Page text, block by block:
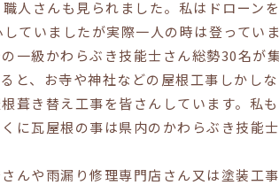
人さんも見られました。私はドローン
ていましたが実際一人の時は登っていま
一級かわらぶき技能士さん総勢30名が
と、お寺や神社などの屋根工事しかし
葺き替え工事を皆さんしています。私も
に瓦屋根の事は県内のかわらぶき技能
んや雨漏り修理専門店さん又は塗装工